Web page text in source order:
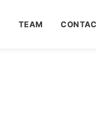
TEAM